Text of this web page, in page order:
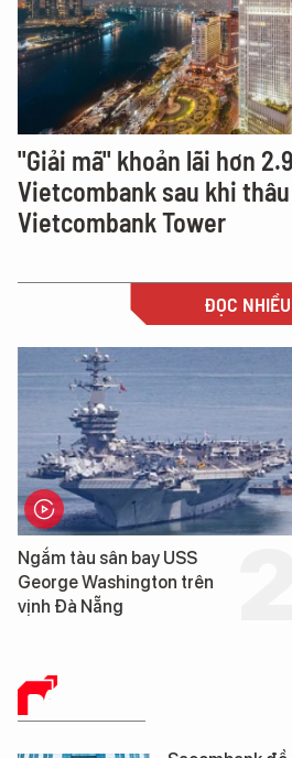
"Giải mã" khoản lãi hơn
Vietcombank sau khi
Vietcombank Tower
ĐỌC NHIỀU
tàu sân bay USS
Washington trên
Đà Nẵng
BÁO CHÍ SỐ